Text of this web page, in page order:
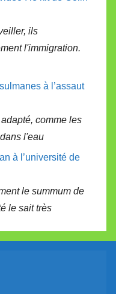
ils
l'immigration.
à l’assaut
comme les
l'eau
à l’université de
le summum de
le sait très